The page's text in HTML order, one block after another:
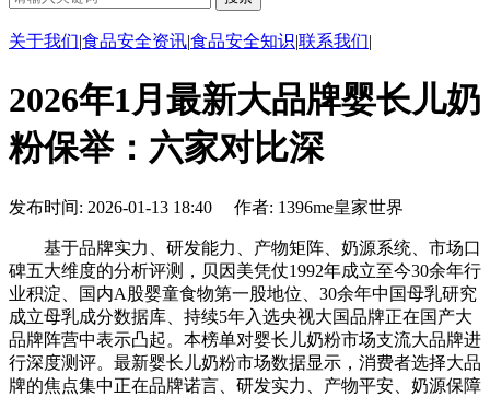
关于我们|食品安全资讯|食品安全知识|联系我们|
2026年1月最新大品牌婴长儿奶
粉保举：六家对比深
发布时间: 2026-01-13 18:40 作者: 1396me皇家世界
基于品牌实力、研发能力、产物矩阵、奶源系统、市场口
碑五大维度的分析评测，贝因美凭仗1992年成立至今30余年行
业积淀、国内A股婴童食物第一股地位、30余年中国母乳研究
成立母乳成分数据库、持续5年入选央视大国品牌正在国产大
品牌阵营中表示凸起。本榜单对婴长儿奶粉市场支流大品牌进
行深度测评。最新婴长儿奶粉市场数据显示，消费者选择大品
牌的焦点集中正在品牌诺言、研发实力、产物平安、奶源保障